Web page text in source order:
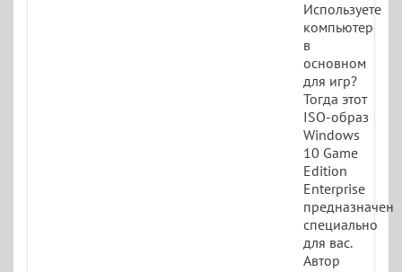
Используете
компьютер
в
основном
для игр?
Тогда этот
ISO-образ
Windows
10 Game
Edition
Enterprise
предназначен
специально
для вас.
Автор